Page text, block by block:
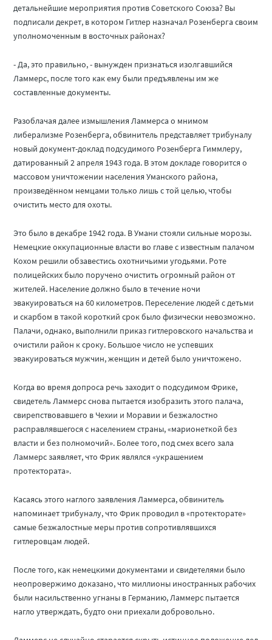
детальнейшие мероприятия против Советского Союза? Вы
подписали декрет, в котором Гитлер назначал Розенберга своим
уполномоченным в восточных районах?
- Да, это правильно, - вынужден признаться изолгавшийся
Ламмерс, после того как ему были предъявлены им же
составленные документы.
Разоблачая далее измышления Ламмерса о мнимом
либерализме Розенберга, обвинитель представляет трибуналу
новый документ-доклад подсудимого Розенберга Гиммлеру,
датированный 2 апреля 1943 года. В этом докладе говорится о
массовом уничтожении населения Уманского района,
произведённом немцами только лишь с той целью, чтобы
очистить место для охоты.
Это было в декабре 1942 года. В Умани стояли сильные морозы.
Немецкие оккупационные власти во главе с известным палачом
Кохом решили обзавестись охотничьими угодьями. Роте
полицейских было поручено очистить огромный район от
жителей. Население должно было в течение ночи
эвакуироваться на 60 километров. Переселение людей с детьми
и скарбом в такой короткий срок было физически невозможно.
Палачи, однако, выполнили приказ гитлеровского начальства и
очистили район к сроку. Большое число не успевших
эвакуироваться мужчин, женщин и детей было уничтожено.
Когда во время допроса речь заходит о подсудимом Фрике,
свидетель Ламмерс снова пытается изобразить этого палача,
свирепствовавшего в Чехии и Моравии и безжалостно
расправлявшегося с населением страны, «марионеткой без
власти и без полномочий». Более того, под смех всего зала
Ламмерс заявляет, что Фрик являлся «украшением
протектората».
Касаясь этого наглого заявления Ламмерса, обвинитель
напоминает трибуналу, что Фрик проводил в «протекторате»
самые безжалостные меры против сопротивлявшихся
гитлеровцам людей.
После того, как немецкими документами и свидетелями было
неопровержимо доказано, что миллионы иностранных рабочих
были насильственно угнаны в Германию, Ламмерс пытается
нагло утверждать, будто они приехали добровольно.